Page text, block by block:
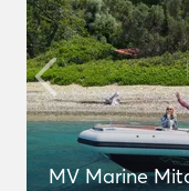
MV Marine